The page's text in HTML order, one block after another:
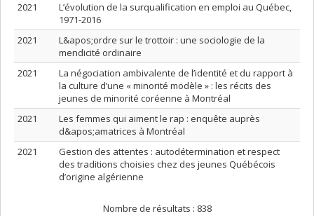
2021
L’évolution de la surqualification en emploi au Québec,
1971-2016
2021
L&apos;ordre sur le trottoir : une sociologie de la
mendicité ordinaire
2021
La négociation ambivalente de l’identité et du rapport à
la culture d’une « minorité modèle » : les récits des
jeunes de minorité coréenne à Montréal
2021
Les femmes qui aiment le rap : enquête auprès
d&apos;amatrices à Montréal
2021
Gestion des attentes : autodétermination et respect
des traditions choisies chez des jeunes Québécois
d’origine algérienne
Nombre de résultats : 838